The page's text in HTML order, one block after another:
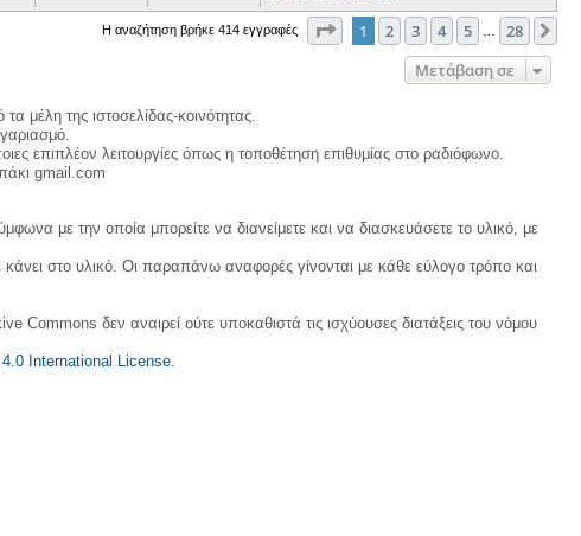
Η αναζήτηση βρήκε 414 εγγραφές Σελίδα1 από 28
1 2 3 4 5 28
Μετάβαση σε
μέλη της ιστοσελίδας-κοινότητας.
επιπλέον λειτουργίες όπως η τοποθέτηση επιθυμίας στο ραδιόφωνο.
gmail.com
με την οποία μπορείτε να διανείμετε και να διασκευάσετε το υλικό, με
στο υλικό. Οι παραπάνω αναφορές γίνονται με κάθε εύλογο τρόπο και
δεν αναιρεί ούτε υποκαθιστά τις ισχύουσες διατάξεις του νόμου
International License.